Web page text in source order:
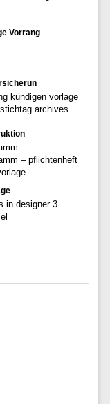
Vorrang
kündigen vorlage
archives
–
– pflichtenheft
in designer 3